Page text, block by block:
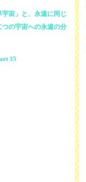
宙」と、永遠に同じ
の宇宙への永遠の分
35